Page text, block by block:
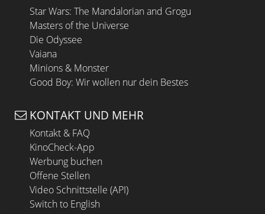
Star Wars: The Mandalorian and Grogu
Masters of the Universe
Die Odyssee
Vaiana
Minions & Monster
Good Boy: Wir wollen nur dein Bestes
KONTAKT UND MEHR
Kontakt & FAQ
KinoCheck-App
Werbung buchen
Offene Stellen
Video Schnittstelle (API)
Switch to English